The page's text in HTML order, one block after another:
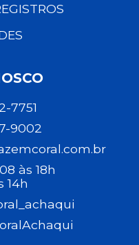
7751
9002
às 18h
14h